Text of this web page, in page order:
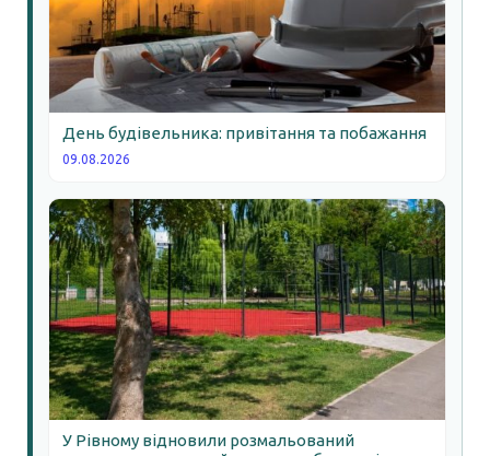
День будівельника: привітання та побажання
09.08.2026
У Рівному відновили розмальований